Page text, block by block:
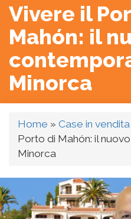
Vivere il
Mahón: il
Minorca
Home » Case in
Porto di Mahón: il
Minorca